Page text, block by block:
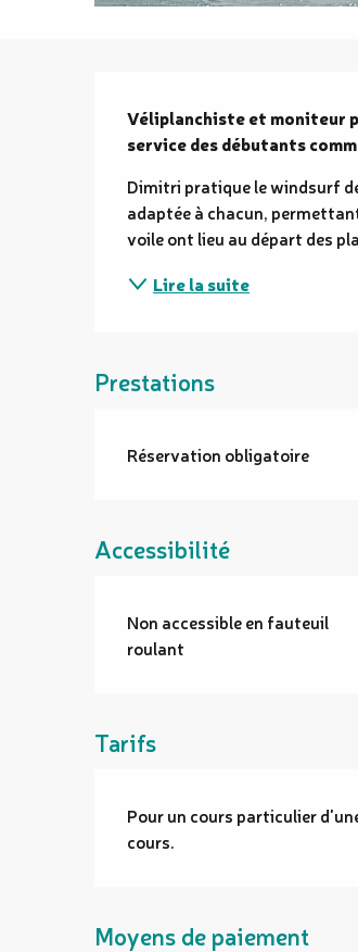
Description
Véliplanchiste et moniteur
service des débutants
Dimitri pratique le windsurf
adaptée à chacun,
voile ont lieu au départ des
Lire la suite
Prestations
Réservation obligatoire
Accessibilité
Non accessible en fauteuil
roulant
Tarifs
Pour un cours particulier
cours.
Moyens de paiement